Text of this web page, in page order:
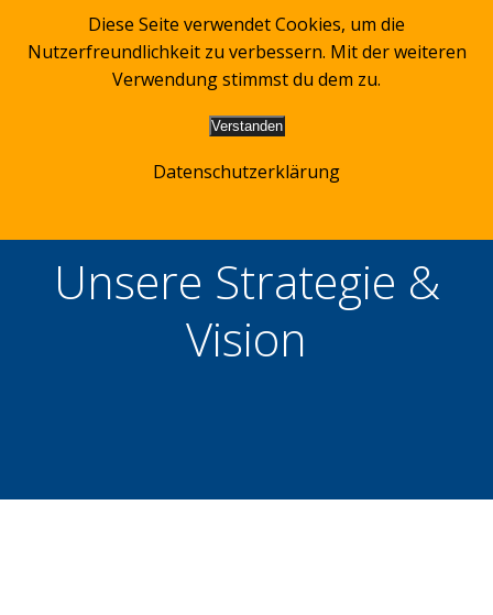
Zum
Inhalt
springen
Unsere Strategie &
Vision
Diese Seite verwendet Cookies, um die
Nutzerfreundlichkeit zu verbessern. Mit der weiteren
Verwendung stimmst du dem zu.
Verstanden
Datenschutzerklärung